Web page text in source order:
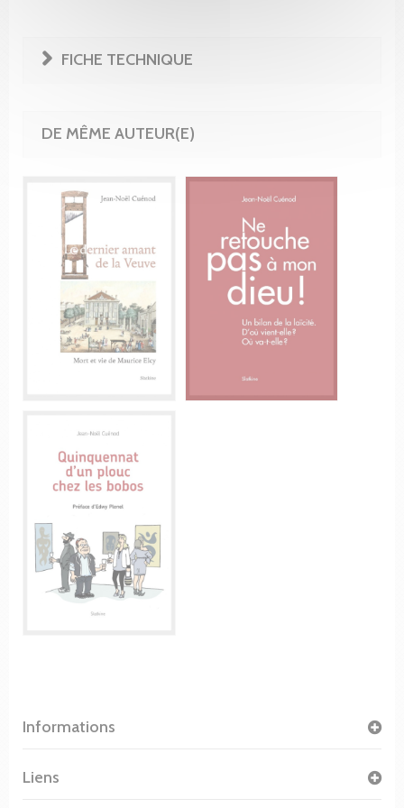
FICHE TECHNIQUE
DE MÊME AUTEUR(E)
Informations
Liens